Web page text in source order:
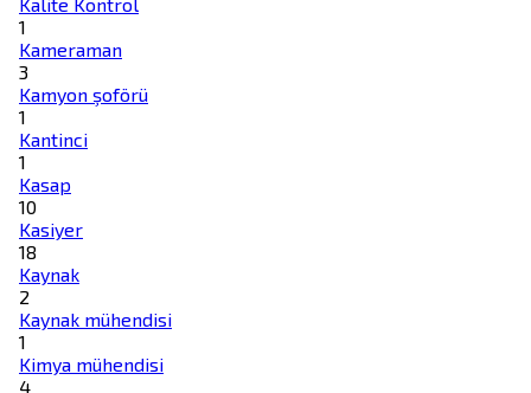
1
Kameraman
3
Kamyon şoförü
1
Kantinci
1
Kasap
10
Kasiyer
18
Kaynak
2
Kaynak mühendisi
1
Kimya mühendisi
4